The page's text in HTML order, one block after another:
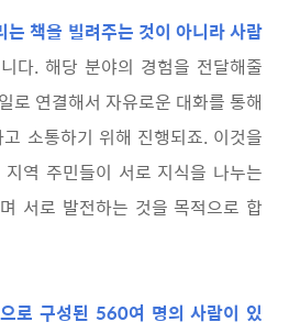
는 책을 빌려주는 것이 아니라 사람
다. 해당 분야의 경험을 전달해줄
로 연결해서 자유로운 대화를 통해
소통하기 위해 진행되죠. 이것을
역 주민들이 서로 지식을 나누는
서로 발전하는 것을 목적으로 합
로 구성된 560여 명의 사람이 있